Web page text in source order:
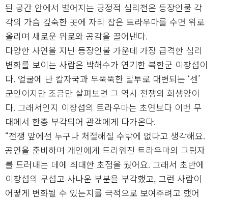
된 공간 안에서 벌어지는 긍정적 심리전은 등장인물 각
각의 가슴 깊숙한 곳에 자리 잡은 트라우마를 수면 위로
올리며 새로운 위로와 공감을 끌어낸다.
다양한 사연을 지닌 등장인물 가운데 가장 급격한 심리
변화를 보이는 사람은 박해수가 연기한 북한군 이창섭이
다. 얼굴에 난 칼자국과 무뚝뚝한 말투로 대변되는 ‘센’
군인이지만 조금만 살펴보면 그 역시 전쟁의 희생양이
다. 그래서인지 이창섭의 트라우마는 초연보다 이번 무
대에서 한층 부각되어 관객에게 다가온다.
“전쟁 앞에선 누구나 처절해질 수밖에 없다고 생각해요.
공연을 준비하며 개인에게 드리워진 트라우마의 그림자
를 드러내는 데에 최대한 초점을 뒀어요. 그래서 초반에
이창섭의 무섭고 사나운 부분을 부각했고, 그런 사람이
어떻게 변화될 수 있는지를 극적으로 보여주려고 했어